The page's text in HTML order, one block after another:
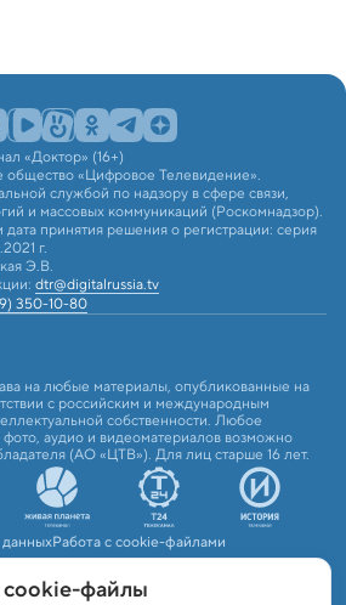
«Доктор» (16+)
общество «Цифровое Телевидение».
службой по надзору в сфере связи,
и массовых коммуникаций (Роскомнадзор).
принятия решения о регистрации: серия
г.
Э.В.
dtr@digitalrussia.tv
350-10-80
на любые материалы, опубликованные на
с российским и международным
собственности. Любое
фото, аудио и видеоматериалов возможно
(АО «ЦТВ»). Для лиц старше 16 лет.
Работа с cookie-файлами
файлы